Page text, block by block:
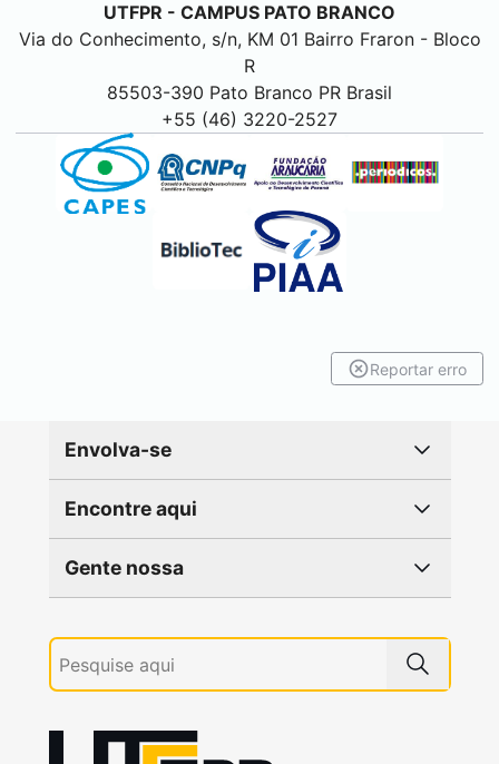
UTFPR - CAMPUS PATO BRANCO
Via do Conhecimento, s/n, KM 01 Bairro Fraron - Bloco
R
85503-390 Pato Branco PR Brasil
+55 (46) 3220-2527
Reportar erro
Envolva-se
Encontre aqui
Gente nossa